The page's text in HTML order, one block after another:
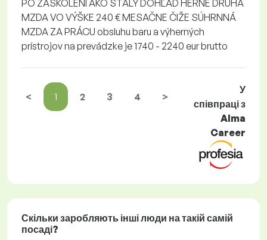
PO ZAŠKOLENÍ AKO STÁLY DOHĽAD HERNE DRUHÁ
MZDA VO VÝŠKE 240 € MESAČNE ČIŽE SÚHRNNÁ
MZDA ZA PRÁCU obsluhu baru a výherných
prístrojov na prevádzke je 1740 - 2240 eur brutto
< 1 2 3 4 >
У
співпраці з
Alma
Career
Скільки заробляють інші люди на такій самій
посаді?